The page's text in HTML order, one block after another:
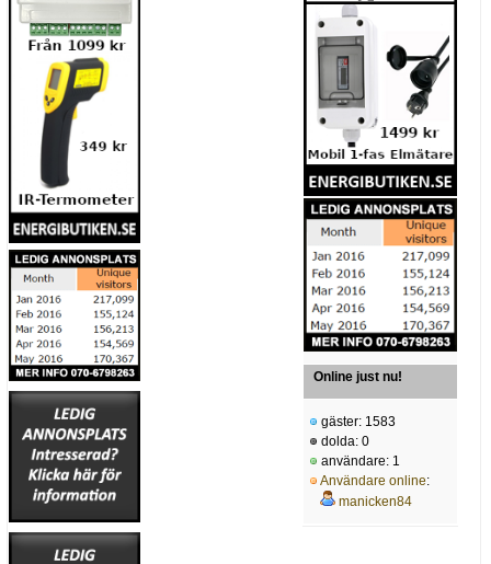
Online just nu!
gäster: 1583
dolda: 0
användare: 1
Användare online:
manicken84